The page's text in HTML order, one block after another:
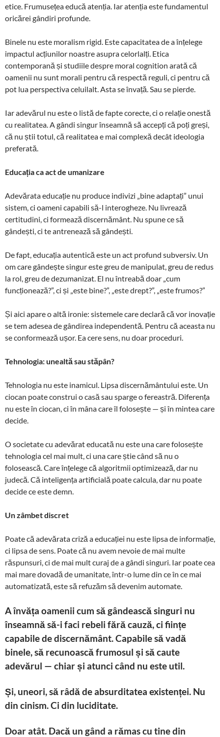
etice. Frumusețea educă atenția. Iar atenția este fundamentul
oricărei gândiri profunde.
Binele nu este moralism rigid. Este capacitatea de a înțelege
impactul acțiunilor noastre asupra celorlalți. Etica
contemporană și studiile despre moral cognition arată că
oamenii nu sunt morali pentru că respectă reguli, ci pentru că
pot lua perspectiva celuilalt. Asta se învață. Sau se pierde.
Iar adevărul nu este o listă de fapte corecte, ci o relație onestă
cu realitatea. A gândi singur înseamnă să accepți că poți greși,
că nu știi totul, că realitatea e mai complexă decât ideologia
preferată.
Educația ca act de umanizare
Adevărata educație nu produce indivizi „bine adaptați” unui
sistem, ci oameni capabili să-l interogheze. Nu livrează
certitudini, ci formează discernământ. Nu spune ce să
gândești, ci te antrenează să gândești.
De fapt, educația autentică este un act profund subversiv. Un
om care gândește singur este greu de manipulat, greu de redus
la rol, greu de dezumanizat. El nu întreabă doar „cum
funcționează?”, ci și „este bine?”, „este drept?”, „este frumos?”
Și aici apare o altă ironie: sistemele care declară că vor inovație
se tem adesea de gândirea independentă. Pentru că aceasta nu
se conformează ușor. Ea cere sens, nu doar proceduri.
Tehnologia: unealtă sau stăpân?
Tehnologia nu este inamicul. Lipsa discernământului este. Un
ciocan poate construi o casă sau sparge o fereastră. Diferența
nu este în ciocan, ci în mâna care îl folosește — și în mintea care
decide.
O societate cu adevărat educată nu este una care folosește
tehnologia cel mai mult, ci una care știe când să nu o
folosească. Care înțelege că algoritmii optimizează, dar nu
judecă. Că inteligența artificială poate calcula, dar nu poate
decide ce este demn.
Un zâmbet discret
Poate că adevărata criză a educației nu este lipsa de informație,
ci lipsa de sens. Poate că nu avem nevoie de mai multe
răspunsuri, ci de mai mult curaj de a gândi singuri. Iar poate cea
mai mare dovadă de umanitate, într-o lume din ce în ce mai
automatizată, este să refuzăm să devenim automate.
A învăța oamenii cum să gândească singuri nu
înseamnă să-i faci rebeli fără cauză, ci ființe
capabile de discernământ. Capabile să vadă
binele, să recunoască frumosul și să caute
adevărul — chiar și atunci când nu este util.
Și, uneori, să râdă de absurditatea existenței. Nu
din cinism. Ci din luciditate.
Doar atât. Dacă un gând a rămas cu tine din